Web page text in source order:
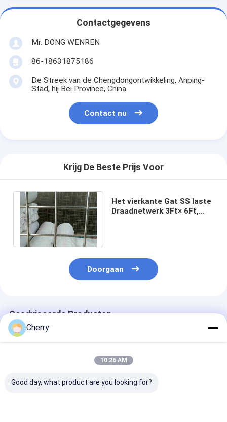
Contactgegevens
Mr. DONG WENREN
86-18631875186
De Streek van de Chengdongontwikkeling, Anping-
Stad, hij Bei Province, China
Contact nu
Krijg De Beste Prijs Voor
Het vierkante Gat SS laste
Draadnetwerk 3Ft× 6Ft,
Doorgaan
Geadviseerde Producten
Cherry
10:26 AM
Good day, what product are you looking for?